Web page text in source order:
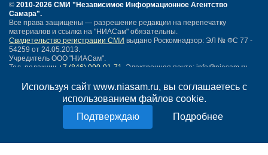
Используя сайт www.niasam.ru, вы соглашаетесь с
использованием файлов cookie.
Подробнее
© 2010-2026 СМИ "Независимое Информационное Агентство
Самара".
Все права защищены — разрешение редакции на перепечатку
материалов и ссылка на "НИАСам" обязательны.
Свидетельство регистрации СМИ выдано Роскомнадзор: ЭЛ № ФС 77 -
54259 от 24.05.2013.
Учредитель ООО "НИАСам".
Тел. редакции +7 (846) 990-91-71. Электронная почта: info@niasam.ru
Написать письмо
Политика конфиденциальности
18+